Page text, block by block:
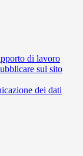
di lavoro
sul sito
dei dati